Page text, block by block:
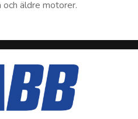
och äldre motorer.